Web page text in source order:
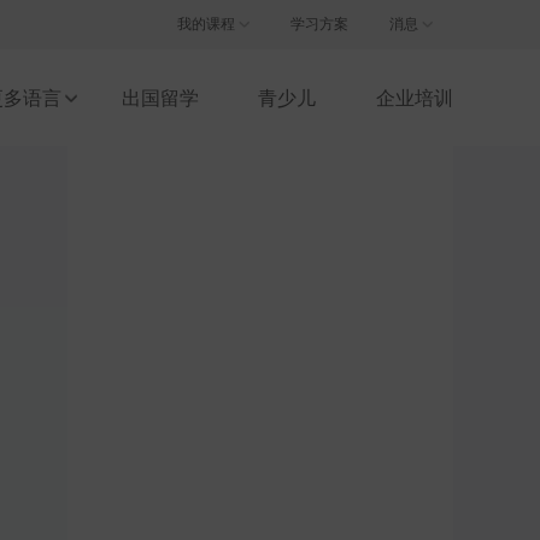
我的课程 学习方案 消息
语言 出国留学 青少儿 企业培训